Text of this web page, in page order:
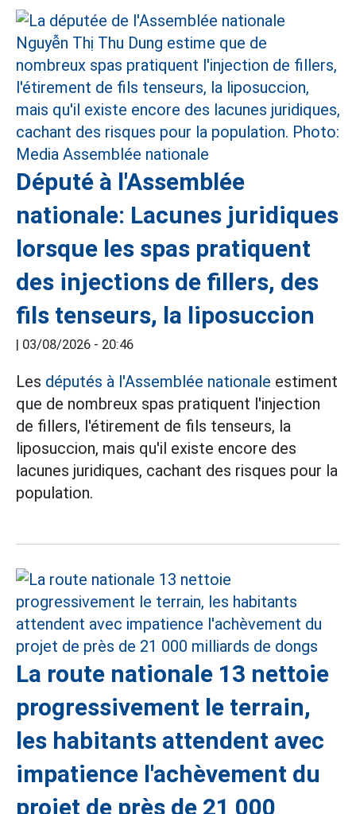
Député à l'Assemblée
nationale: Lacunes juridiques
lorsque les spas pratiquent
des injections de fillers, des
fils tenseurs, la liposuccion
| 03/08/2026 - 20:46
Les députés à l'Assemblée nationale estiment
que de nombreux spas pratiquent l'injection
de fillers, l'étirement de fils tenseurs, la
liposuccion, mais qu'il existe encore des
lacunes juridiques, cachant des risques pour la
population.
La route nationale 13 nettoie
progressivement le terrain,
les habitants attendent avec
impatience l'achèvement du
projet de près de 21 000